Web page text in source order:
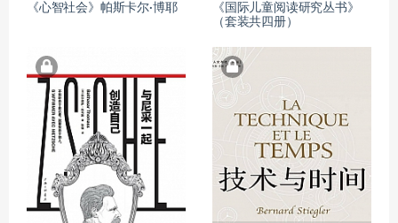
《心智社会》帕斯卡尔·博耶
《国际儿童阅读研究丛书》
（套装共四册）